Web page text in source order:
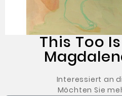
This Too
Interessiert an
Möchten Sie